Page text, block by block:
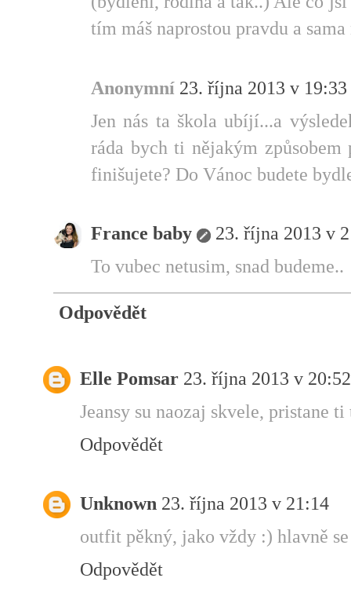
tím máš naprostou pravdu a
Anonymní 23. října 2013 v 19:33
Jen nás ta škola ubíjí...a
ráda bych ti nějakým
finišujete? Do Vánoc budete
France baby
23. října 2013 v
To vubec netusim, snad budeme..
Odpovědět
Elle Pomsar 23. října 2013 v 20:52
Jeansy su naozaj skvele, pristane
Odpovědět
Unknown 23. října 2013 v 21:14
outfit pěkný, jako vždy :) hlavně
Odpovědět